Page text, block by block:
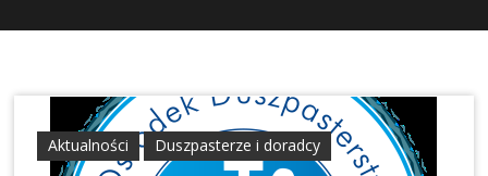
Aktualności Duszpasterze i doradcy